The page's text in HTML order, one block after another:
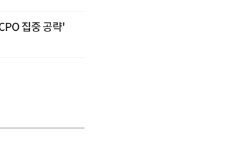
집중 공략'